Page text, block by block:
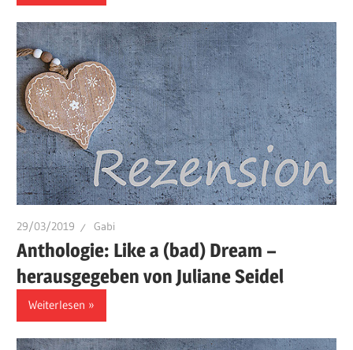
29/03/2019 Gabi
Anthologie: Like a (bad) Dream –
herausgegeben von Juliane Seidel
Weiterlesen